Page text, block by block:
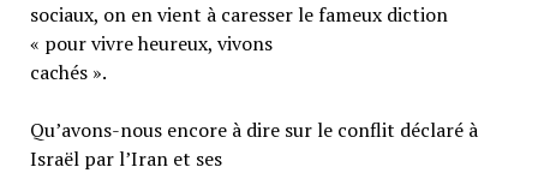
sociaux, on en vient à caresser le fameux diction
« pour vivre heureux, vivons
cachés ».
Qu’avons-nous encore à dire sur le conflit déclaré à
Israël par l’Iran et ses